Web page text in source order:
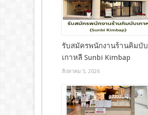
รับสมัครพนักงานร้านคิมบับ
เกาหลี Sunbi Kimbap
สิงหาคม 5, 2026